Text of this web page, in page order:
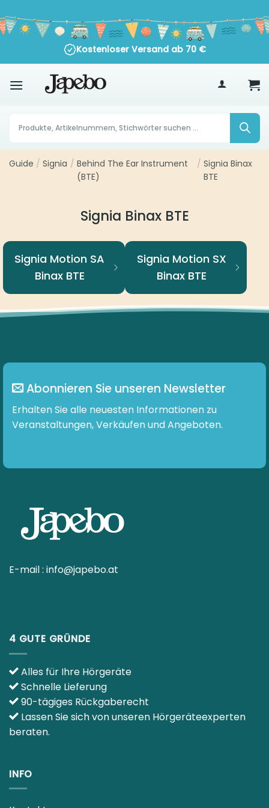
Inhalt
springen
Kostenloser Versand ab 70 €
Products
search
Guide / Signia / Behind The Ear Instrument
(BTE)
/ Signia Binax
BTE
Signia Binax BTE
Signia Motion SA
Binax BTE
Signia Motion SX
Binax BTE
Abonnieren Sie unseren Newsletter
Erhalten Sie alle neuesten Informationen zu
Veranstaltungen, Verkäufen und Angeboten.
E-mail : info@japebo.at
4 GUTE GRÜNDE
Alles für Ihre Hörgeräte
Schnelle Lieferung
90-tägiges Rückgaberecht
Lassen Sie sich von unseren Hörgeräteexperten
beraten.
INFO